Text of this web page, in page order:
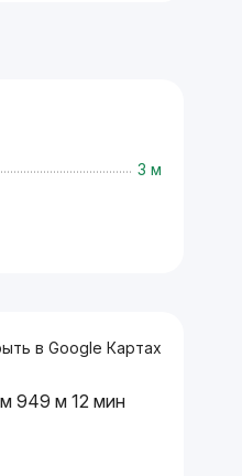
3 м
в Google Картах
949 м 12 мин